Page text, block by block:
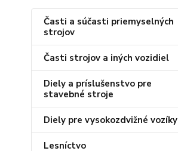
Časti a súčasti priemyselných
strojov
Časti strojov a iných vozidiel
Diely a príslušenstvo pre
stavebné stroje
Diely pre vysokozdvižné vozíky
Lesníctvo